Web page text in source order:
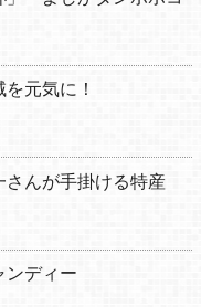
元気に！
んが手掛ける特産
ンディー